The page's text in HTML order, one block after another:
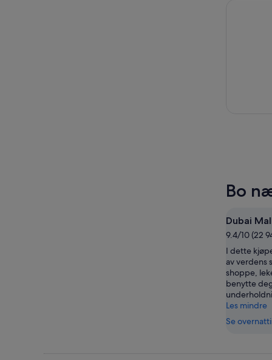
Bo
Dubai
9.4/10 (22
I dette
av verdens
shoppe,
benytte
Les mindre
Se